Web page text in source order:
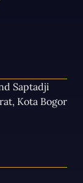
Saptadji
Kota Bogor